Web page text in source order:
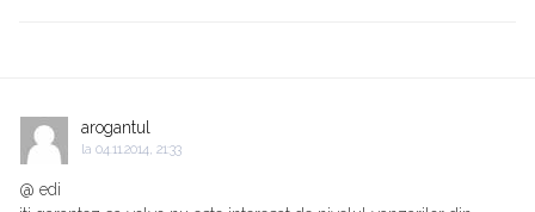
arogantul
la 04.11.2014, 21:33
@ edi